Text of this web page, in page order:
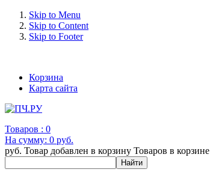
Skip to Menu
Skip to Content
Skip to Footer
Корзина
Карта сайта
Товаров : 0
На сумму: 0 руб.
руб. Товар добавлен в корзину Товаров в корзине